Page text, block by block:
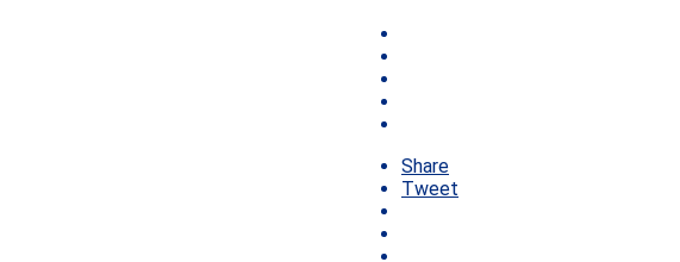
Share
Tweet